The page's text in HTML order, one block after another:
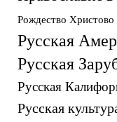
Рождество Христово
Русская
Русская
Русская
Русская